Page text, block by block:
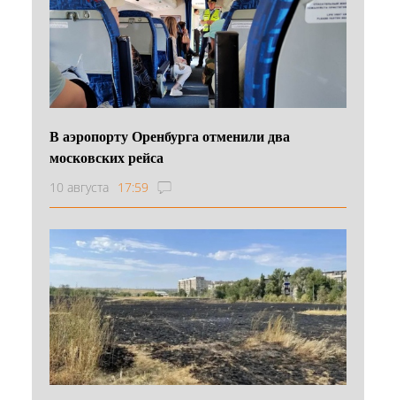
В аэропорту Оренбурга отменили два
московских рейса
10 августа 17:59